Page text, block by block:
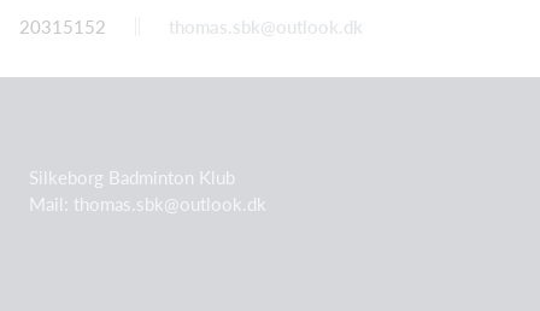
20315152 thomas.sbk@outlook.dk
Silkeborg Badminton Klub
Mail: thomas.sbk@outlook.dk